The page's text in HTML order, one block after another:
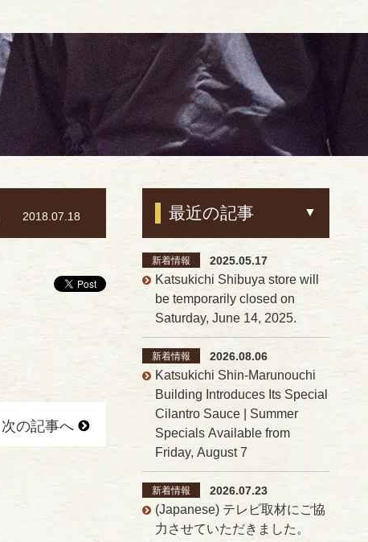
2018.07.18
次の記事へ
最近の記事
新着情報 2025.05.17
Katsukichi Shibuya store will
be temporarily closed on
Saturday, June 14, 2025.
新着情報 2026.08.06
Katsukichi Shin-Marunouchi
Building Introduces Its Special
Cilantro Sauce | Summer
Specials Available from
Friday, August 7
新着情報 2026.07.23
(Japanese) テレビ取材にご協
力させていただきました。